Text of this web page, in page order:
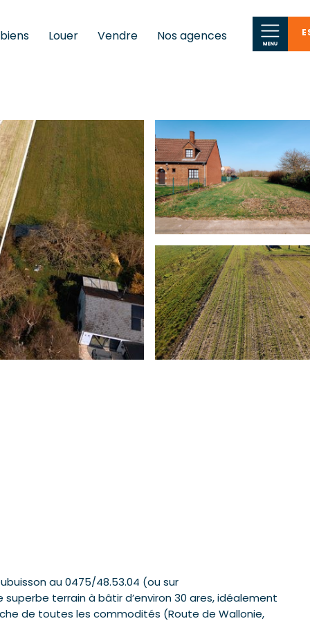
Louer Vendre Nos agences
au 0475/48.53.04 (ou sur
terrain à bâtir d’environ 30 ares, idéalement
de toutes les commodités (Route de Wallonie,